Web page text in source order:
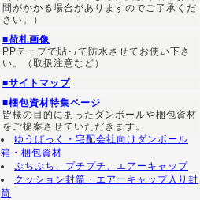
間がかかる場合がありますのでご了承くだ
さい。）
■荷札画像
PPテープで貼って防水させてお使い下さ
い。（取扱注意など）
■サイトマップ
■梱包資材特集ページ
皆様の目的にあったダンボールや梱包資材
をご提案させていただきます。
ゆうぱっく・宅配会社向けダンボール
箱・梱包資材
ぷちぷち、プチプチ、エアーキャップ
クッション封筒・エアーキャップ入り封
筒